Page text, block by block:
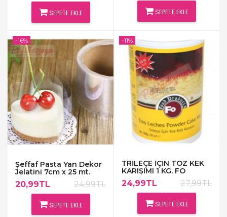
SEPETE EKLE SEPETE EKLE
-16%
Şeffaf Pasta Yan Dekor
Jelatini 7cm x 25 mt.
20,99TL 24,99TL
SEPETE EKLE
-11%
TRİLEÇE İÇİN TOZ KEK
KARIŞIMI 1 KG. FO
MARKA
24,99TL 27,99TL
SEPETE EKLE